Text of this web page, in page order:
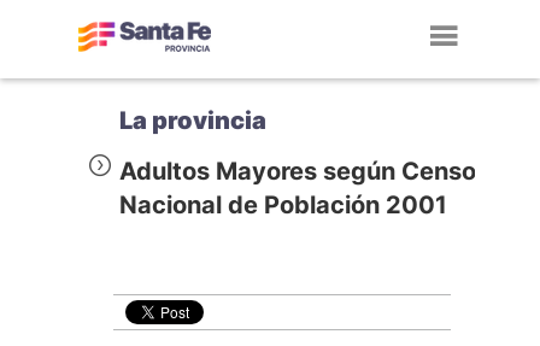
La provincia
Adultos Mayores según Censo
Nacional de Población 2001